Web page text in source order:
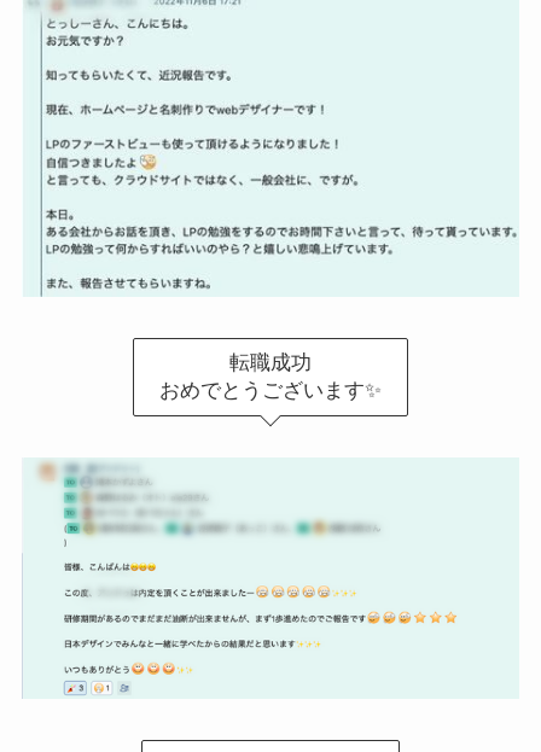
転職成功
おめでとうございます✨